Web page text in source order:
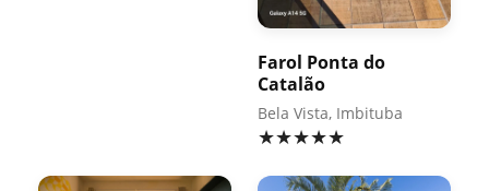
Farol Ponta do
Catalão
Bela Vista, Imbituba
★★★★★